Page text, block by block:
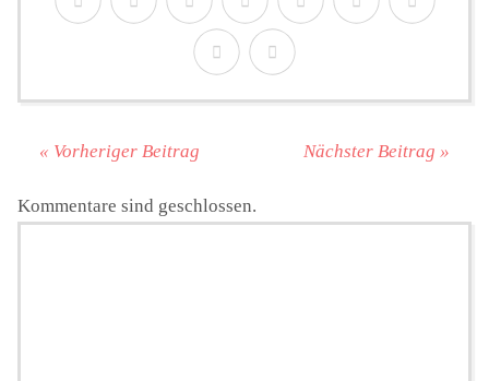
« Vorheriger Beitrag Nächster Beitrag »
Kommentare sind geschlossen.